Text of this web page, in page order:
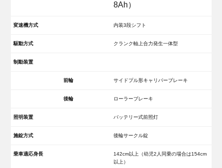
8Ah）
変速機方式 内装3段シフト
駆動方式 クランク軸上合力発生一体型
制動装置
前輪 サイドプル形キャリパーブレーキ
後輪 ローラーブレーキ
照明装置 バッテリー式前照灯
施錠方式 後輪サークル錠
乗車適応身長
142cm以上（幼児2人同乗の場合は154cm
以上）